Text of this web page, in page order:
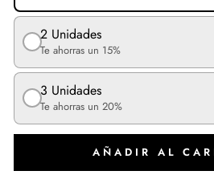
2 Unidades
Te ahorras un 15%
3 Unidades
Te ahorras un 20%
AÑADIR AL